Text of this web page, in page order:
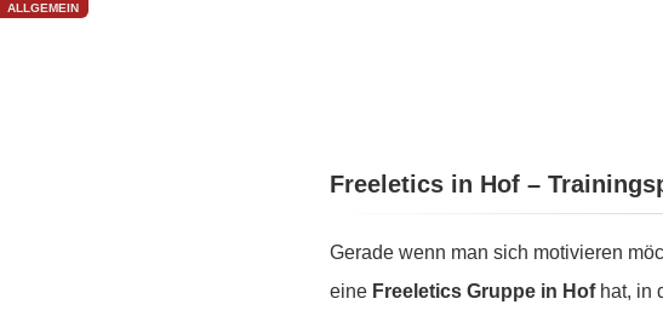
ALLGEMEIN
Freeletics in Hof –
Gerade wenn man sich motivieren
eine Freeletics Gruppe in Hofhat, in